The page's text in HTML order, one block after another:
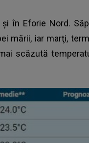
în Eforie Nord.
mării, iar marţi,
scăzută